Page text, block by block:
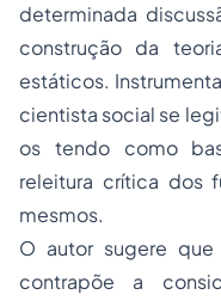
determinada
construção da
estáticos.
cientista social se
os tendo como
releitura crítica dos
mesmos.
O autor sugere
contrapõe a